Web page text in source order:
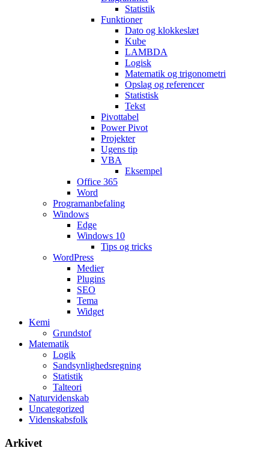
Statistik
Funktioner
Dato og klokkeslæt
Kube
LAMBDA
Logisk
Matematik og trigonometri
Opslag og referencer
Statistisk
Tekst
Pivottabel
Power Pivot
Projekter
Ugens tip
VBA
Eksempel
Office 365
Word
Programanbefaling
Windows
Edge
Windows 10
Tips og tricks
WordPress
Medier
Plugins
SEO
Tema
Widget
Kemi
Grundstof
Matematik
Logik
Sandsynlighedsregning
Statistik
Talteori
Naturvidenskab
Uncategorized
Videnskabsfolk
Arkivet